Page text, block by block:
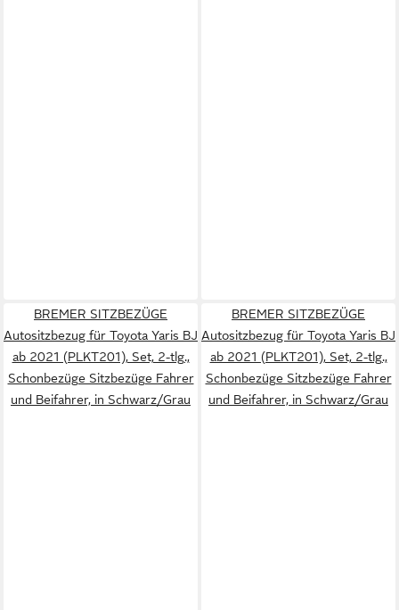
BREMER SITZBEZÜGE
Autositzbezug für Toyota Yaris BJ
ab 2021 (PLKT201), Set, 2-tlg.,
Schonbezüge Sitzbezüge Fahrer
und Beifahrer, in Schwarz/Grau
BREMER SITZBEZÜGE
Autositzbezug für Toyota Yaris BJ
ab 2021 (PLKT201), Set, 2-tlg.,
Schonbezüge Sitzbezüge Fahrer
und Beifahrer, in Schwarz/Grau